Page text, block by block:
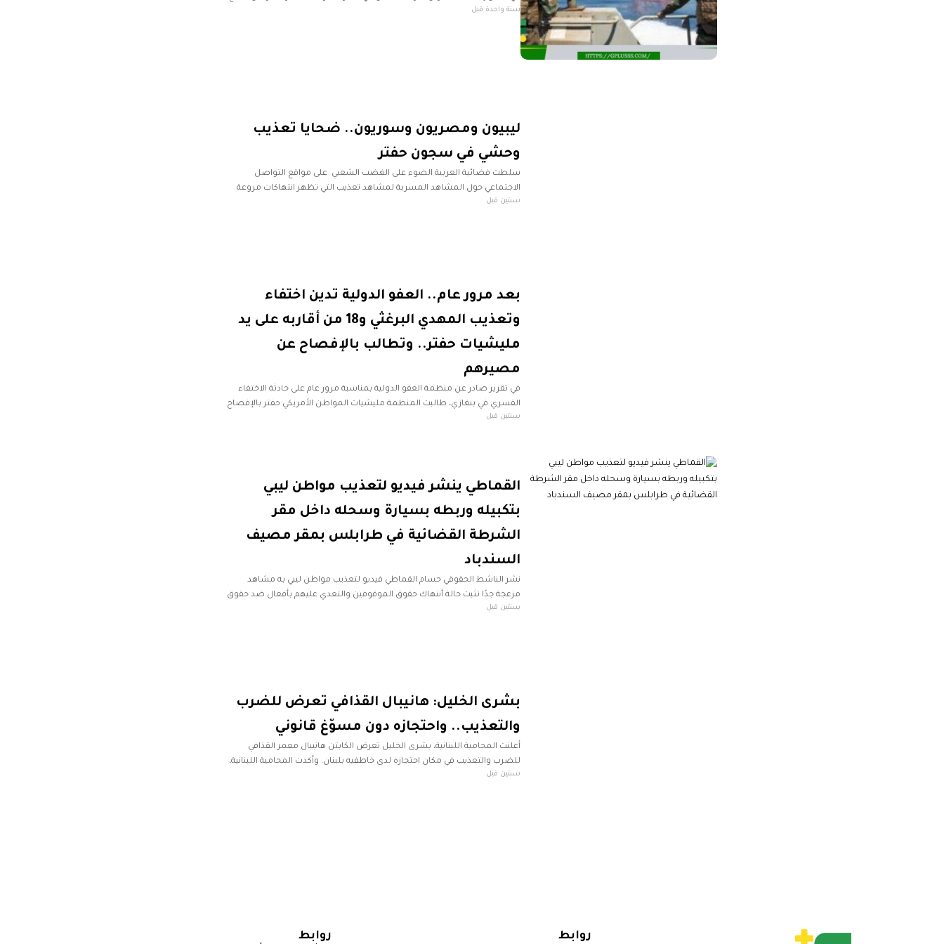
لحكومة الدبيبة. قال تقرير القناة إن خفر
سنة واحدة قبل
ليبيون ومصريون وسوريون.. ضحايا تعذيب
وحشي في سجون حفتر
سلطت فضائية العربية الضوء على الغضب الشعبي على مواقع التواصل
الاجتماعي حول المشاهد المسربة لمشاهد تعذيب التي تظهر انتهاكات مروعة
داخل سجن قرنادة العسكري التابع لقوات حفتر. ورفضت القناة عرض
سنتين قبل
بعد مرور عام.. العفو الدولية تدين اختفاء
وتعذيب المهدي البرغثي و18 من أقاربه على يد
مليشيات حفتر.. وتطالب بالإفصاح عن
مصيرهم
في تقرير صادر عن منظمة العفو الدولية بمناسبة مرور عام على حادثة الاختفاء
القسري في بنغازي، طالبت المنظمة مليشيات المواطن الأمريكي حفتر بالإفصاح
عن مصير ومكان وزير الدفاع الأسبق المهدي
سنتين قبل
القماطي ينشر فيديو لتعذيب مواطن ليبي
بتكبيله وربطه بسيارة وسحله داخل مقر
الشرطة القضائية في طرابلس بمقر مصيف
السندباد
نشر الناشط الحقوقي حسام القماطي فيديو لتعذيب مواطن ليبي به مشاهد
مزعجة جدًا تثبت حالة أننهاك حقوق الموقوفين والتعدي عليهم بأفعال ضد حقوق
الإنسان والقوانين الليبية النافذة. القماطي قال عبر
سنتين قبل
بشرى الخليل: هانيبال القذافي تعرض للضرب
والتعذيب.. واحتجازه دون مسوّغ قانوني
أعلنت المحامية اللبنانية، بشرى الخليل تعرض الكابتن هانيبال معمر القذافي
للضرب والتعذيب في مكان احتجازه لدى خاطفيه بلبنان. وأكدت المحامية اللبنانية،
أنهم عندما أحضروه إلى قصر العدل للمرة الأولى كانت
سنتين قبل
روابط روابط